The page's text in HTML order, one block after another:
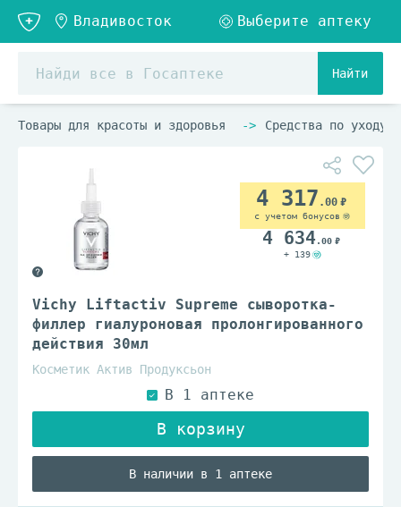
Найти
Товары для красоты и здоровья Средства по уходу
Vichy Liftactiv Supreme сыворотка-
филлер гиалуроновая пролонгированного
действия 30мл
Косметик Актив Продуксьон
В наличии в 1 аптеке
4 317 .00
с учетом бонусов
4 634.00
+ 139